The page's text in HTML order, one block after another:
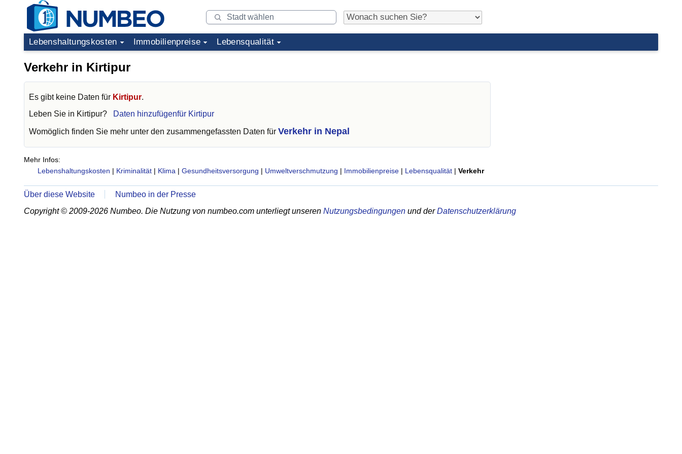
Lebenshaltungskosten Immobilienpreise Lebensqualität
Verkehr in Kirtipur
Es gibt keine Daten für Kirtipur.
Leben Sie in Kirtipur? Daten hinzufügenfür Kirtipur
Womöglich finden Sie mehr unter den zusammengefassten Daten für Verkehr in Nepal
Mehr Infos:
Lebenshaltungskosten | Kriminalität | Klima | Gesundheitsversorgung | Umweltverschmutzung | Immobilienpreise | Lebensqualität | Verkehr
Über diese Website
Numbeo in der Presse
Copyright © 2009-2026 Numbeo. Die Nutzung von numbeo.com unterliegt unseren Nutzungsbedingungen und derDatenschutzerklärung